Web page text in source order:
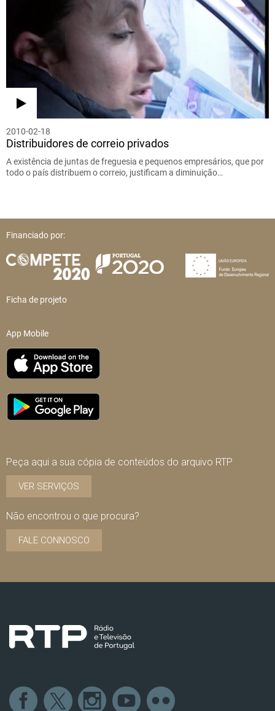
2010-02-18
Distribuidores de correio privados
A existência de juntas de freguesia e pequenos empresários, que por
todo o país distribuem o correio, justificam a diminuição…
Financiado por:
Ficha de projeto
App Mobile
Peça aqui a sua cópia de conteúdos do arquivo RTP
VER SERVIÇOS
Não encontrou o que procura?
FALE CONNOSCO